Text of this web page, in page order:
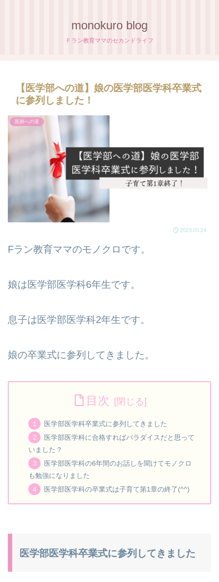
monokuro blog
Ｆラン教育ママのセカンドライフ
【医学部への道】娘の医学部医学科卒業式
に参列しました！
医師への道
2023.03.24
Fラン教育ママのモノクロです。
娘は医学部医学科6年生です。
息子は医学部医学科2年生です。
娘の卒業式に参列してきました。
目次
医学部医学科卒業式に参列してきました
医学部医学科に合格すればパラダイスだと思って
いました？
医学部医学科の6年間のお話しを聞けてモノクロ
も勉強になりました
医学部医学科の卒業式は子育て第1章の終了(^^)
医学部医学科卒業式に参列してきました